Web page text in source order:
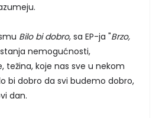
Bilo bi dobro, sa EP-ja "Brzo,
nemogućnosti,
težina, koje nas sve u nekom
bi dobro da svi budemo dobro,
dan.